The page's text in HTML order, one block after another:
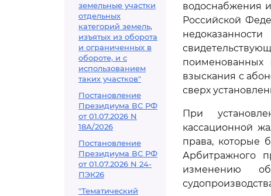
земельные участки
отдельных
категорий земель,
изъятых из оборота
и ограниченных в
обороте, и с
использованием
таких участков"
Постановление
Президиума ВС РФ
от 01.07.2026 N
18А/2026
Постановление
Президиума ВС РФ
от 01.07.2026 N 24-
ПЭК26
"Тематический
водоснабжения
Российской
поименованных
взыскания с
сверх
При
кассационной
права, которые
Арбитражного
изменению